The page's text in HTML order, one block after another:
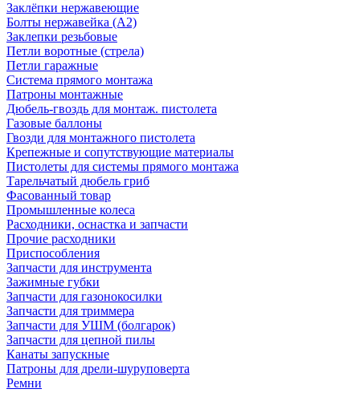
Заклёпки нержавеющие
Болты нержавейка (А2)
Заклепки резьбовые
Петли воротные (стрела)
Петли гаражные
Система прямого монтажа
Патроны монтажные
Дюбель-гвоздь для монтаж. пистолета
Газовые баллоны
Гвозди для монтажного пистолета
Крепежные и сопутствующие материалы
Пистолеты для системы прямого монтажа
Тарельчатый дюбель гриб
Фасованный товар
Промышленные колеса
Расходники, оснастка и запчасти
Прочие расходники
Приспособления
Запчасти для инструмента
Зажимные губки
Запчасти для газонокосилки
Запчасти для триммера
Запчасти для УШМ (болгарок)
Запчасти для цепной пилы
Канаты запускные
Патроны для дрели-шуруповерта
Ремни